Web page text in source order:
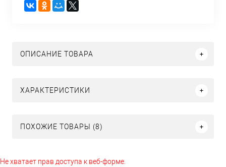
ОПИСАНИЕ ТОВАРА
ХАРАКТЕРИСТИКИ
ПОХОЖИЕ ТОВАРЫ (8)
Не хватает прав доступа к веб-форме.